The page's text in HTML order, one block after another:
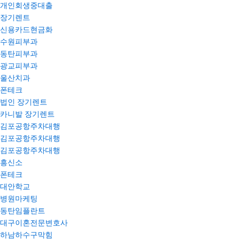
개인회생중대출
장기렌트
신용카드현금화
수원피부과
동탄피부과
광교피부과
울산치과
폰테크
법인 장기렌트
카니발 장기렌트
김포공항주차대행
김포공항주차대행
김포공항주차대행
흥신소
폰테크
대안학교
병원마케팅
동탄임플란트
대구이혼전문변호사
하남하수구막힘